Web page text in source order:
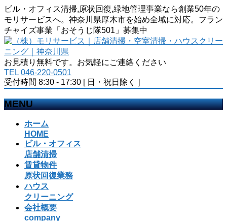
ビル・オフィス清掃,原状回復,緑地管理事業なら創業50年の
モリサービスへ。神奈川県厚木市を始め全域に対応。フラン
チャイズ事業「おそうじ隊501」募集中
お見積り無料です。お気軽にご連絡ください
TEL 046-220-0501
受付時間 8:30 - 17:30 [ 日・祝日除く ]
MENU
ホーム
HOME
ビル・オフィス
店舗清掃
賃貸物件
原状回復業務
ハウス
クリーニング
会社概要
company